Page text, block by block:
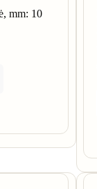
mm: 10